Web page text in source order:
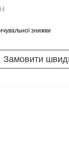
знижки
Замовити